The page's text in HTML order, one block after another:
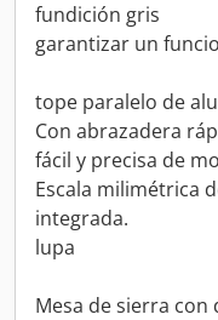
fundición gris
garantizar un
tope paralelo de
Con abrazadera
fácil y precisa de
Escala milimétrica
integrada.
lupa
Mesa de sierra